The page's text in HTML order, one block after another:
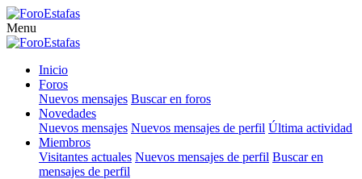
Menu
Inicio
Foros
Nuevos mensajes Buscar en foros
Novedades
Nuevos mensajes Nuevos mensajes de perfil Última actividad
Miembros
Visitantes actuales Nuevos mensajes de perfil Buscar en
mensajes de perfil